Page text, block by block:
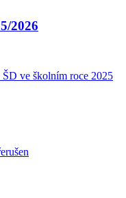
2026
ve školním roce 2025